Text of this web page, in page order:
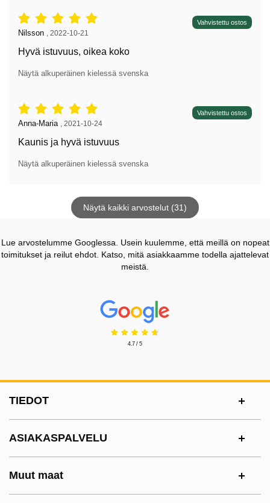
Arvostelu: 5 tähdet / 5, Vahvistettu ostos
Arvostelun kirjoittaja:
Nilsson 2022-10-21
Hyvä istuvuus, oikea koko
Näytä alkuperäinen kielessä svenska
Arvostelu: 5 tähdet / 5, Vahvistettu ostos
Arvostelun kirjoittaja:
Anna-Maria 2021-10-24
Kaunis ja hyvä istuvuus
Näytä alkuperäinen kielessä svenska
Näytä kaikki arvostelut (31)
Lue arvostelumme Googlessa. Usein kuulemme, että meillä on nopeat
toimitukset ja reilut ehdot. Katso, mitä asiakkaamme todella ajattelevat
meistä.
Prisjakt Arvostelu: 4.7 Tähdet
4.7 / 5
TIEDOT
ASIAKASPALVELU
Muut maat